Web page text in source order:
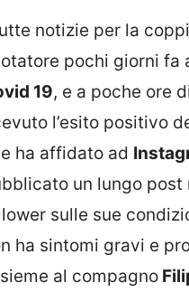
notizie per la
pochi giorni fa
19, e a poche ore
l’esito positivo
ha affidato ad
un lungo
sulle sue
ha sintomi gravi e
al compagno